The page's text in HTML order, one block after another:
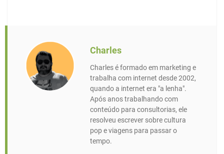
Charles
Charles é formado em marketing e
trabalha com internet desde 2002,
quando a internet era "a lenha".
Após anos trabalhando com
conteúdo para consultorias, ele
resolveu escrever sobre cultura
pop e viagens para passar o
tempo.